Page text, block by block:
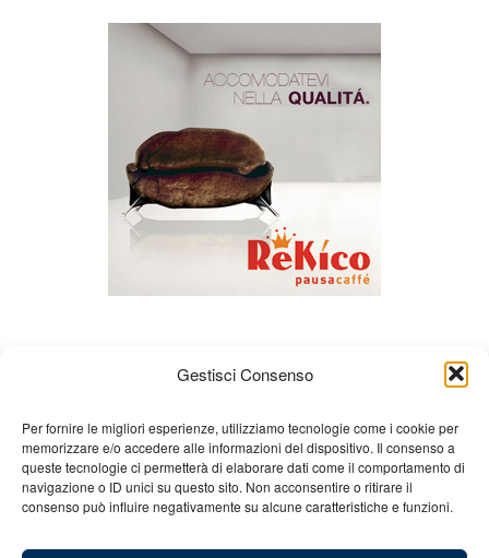
Gestisci Consenso
Per fornire le migliori esperienze, utilizziamo tecnologie come i cookie per
memorizzare e/o accedere alle informazioni del dispositivo. Il consenso a
queste tecnologie ci permetterà di elaborare dati come il comportamento di
navigazione o ID unici su questo sito. Non acconsentire o ritirare il
consenso può influire negativamente su alcune caratteristiche e funzioni.
Chi siamo Gian Carlo Minardi
Gear
Merchandising
Partners Contatti